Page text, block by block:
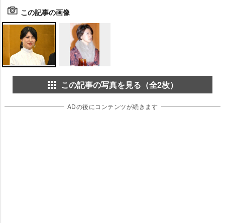
この記事の画像
この記事の写真を見る（全2枚）
ADの後にコンテンツが続きます